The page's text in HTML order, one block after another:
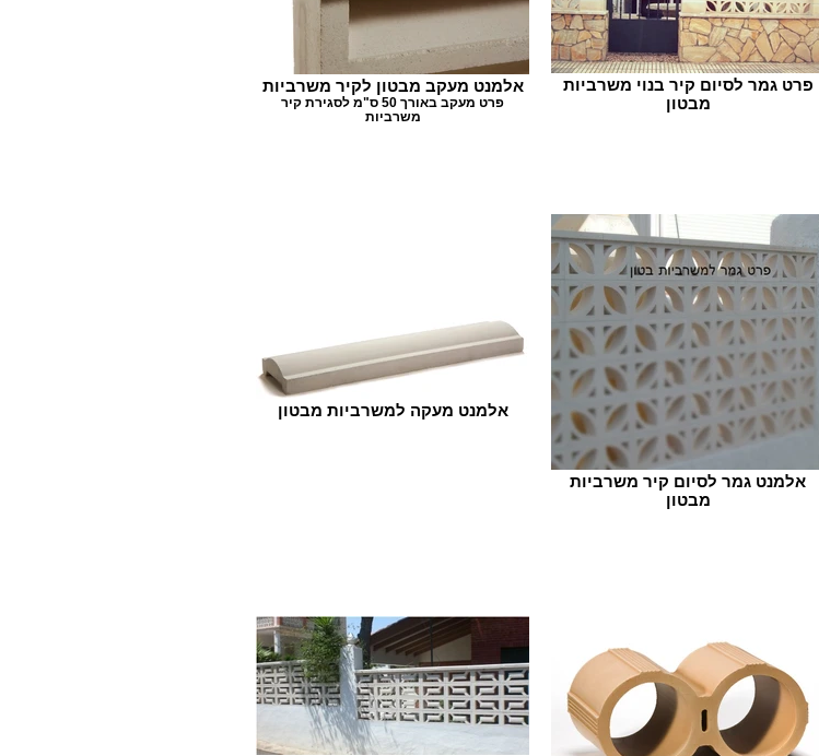
אלמנט מעקב מבטון לקיר משרביות
פרט מעקב באורך 50 ס"מ לסגירת קיר
משרביות
פרט גמר לסיום קיר בנוי משרביות
מבטון
אלמנט מעקה למשרביות מבטון
אלמנט גמר לסיום קיר משרביות
מבטון